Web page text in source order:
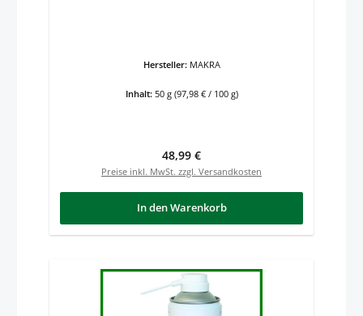
Hersteller: MAKRA
Inhalt: 50 g (97,98 € / 100 g)
Regulärer Preis:
48,99 €
Preise inkl. MwSt. zzgl. Versandkosten
In den Warenkorb